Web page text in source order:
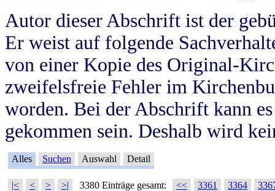
Autor dieser Abschrift ist der
Er weist auf folgende
von einer Kopie des Original-
zweifelsfreie Fehler im
worden. Bei der Abschrift kann
gekommen sein. Deshalb wird
Alles Suchen Auswahl Detail
|< < > >| 3380 Einträge gesamt: << 3361 3364